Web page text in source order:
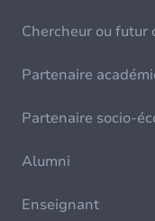
Chercheur ou futur
Partenaire
Partenaire socio-
Alumni
Enseignant